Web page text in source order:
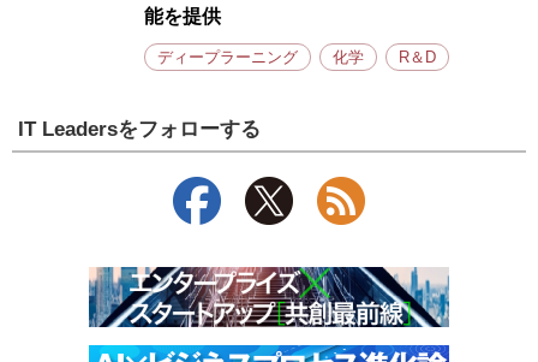
能を提供
ディープラーニング 化学 R＆D
IT Leadersをフォローする